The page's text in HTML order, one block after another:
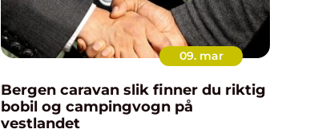
09. mar
Bergen caravan slik finner du riktig
bobil og campingvogn på
vestlandet